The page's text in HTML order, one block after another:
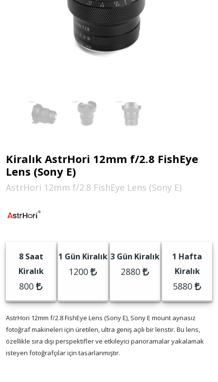
Kiralık AstrHori 12mm f/2.8 FishEye
Lens (Sony E)
AstrHori 12mm f/2.8 FishEye Lens (Sony E)
8 Saat
Kiralık
800
1 Gün Kiralık
1200
3 Gün Kiralık
2880
1 Hafta
Kiralık
5880
AstrHori 12mm f/2.8 FishEye Lens (Sony E), Sony E mount aynasız
fotoğraf makineleri için üretilen, ultra geniş açılı bir lenstir. Bu lens,
özellikle sıra dışı perspektifler ve etkileyici panoramalar yakalamak
isteyen fotoğrafçılar için tasarlanmıştır.